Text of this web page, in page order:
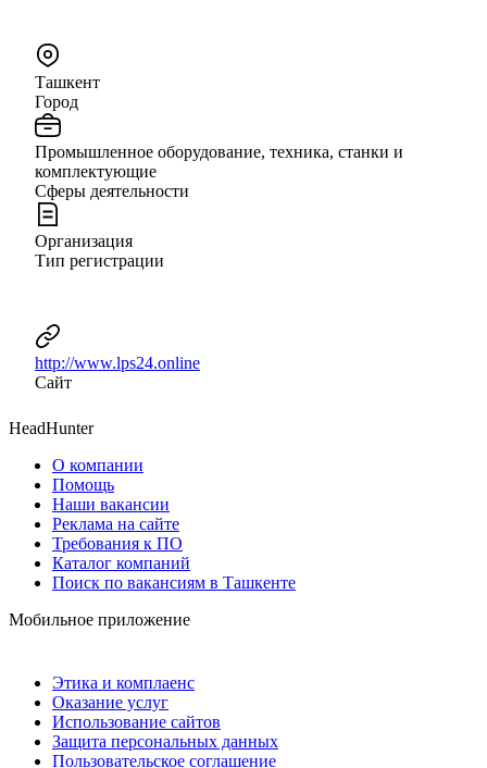
Ташкент
Город
Промышленное оборудование, техника, станки и
комплектующие
Сферы деятельности
Организация
Тип регистрации
http://www.lps24.online
Сайт
HeadHunter
О компании
Помощь
Наши вакансии
Реклама на сайте
Требования к ПО
Каталог компаний
Поиск по вакансиям в Ташкенте
Мобильное приложение
Этика и комплаенс
Оказание услуг
Использование сайтов
Защита персональных данных
Пользовательское соглашение